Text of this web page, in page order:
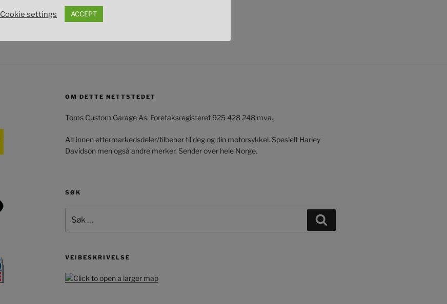
OM DETTE NETTSTEDET
Toms Custom Garage As. Foretaksregisteret 925 428 248 mva.
Alt innen ettermarkedsdeler/tilbehør til deg og din motorsykkel. Spesielt Harley
Davidson men også andre merker. Sender over hele Norge.
SØK
etter:
VEIBESKRIVELSE
Cookie settings ACCEPT